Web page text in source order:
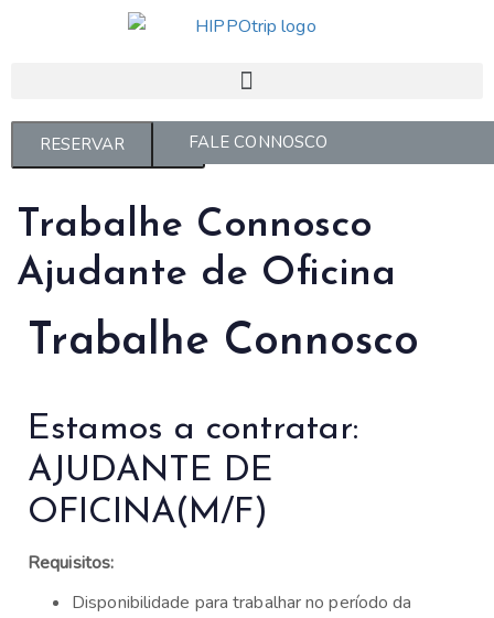
FALE CONNOSCO
GERIR RESERVAS
RESERVAR
Trabalhe Connosco
Ajudante de Oficina
Trabalhe Connosco
Estamos a contratar:
AJUDANTE DE
OFICINA(M/F)
Requisitos:
Disponibilidade para trabalhar no período da